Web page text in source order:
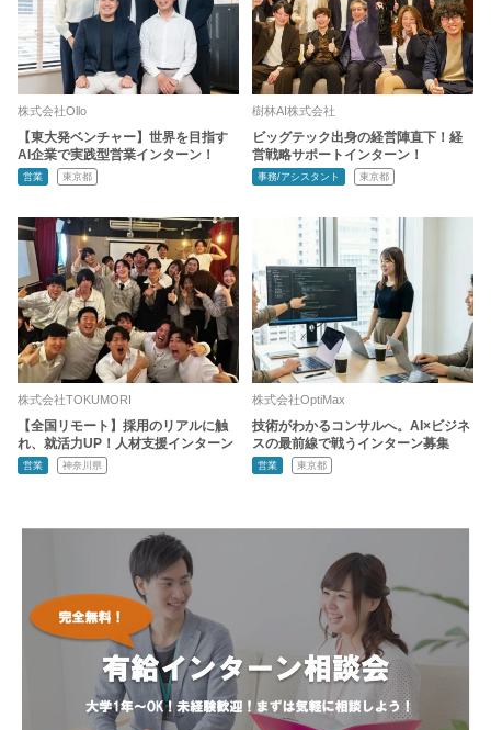
株式会社Ollo
【東大発ベンチャー】世界を目指す
AI企業で実践型営業インターン！
営業 東京都
樹林AI株式会社
ビッグテック出身の経営陣直下！経
営戦略サポートインターン！
事務/アシスタント 東京都
株式会社TOKUMORI
【全国リモート】採用のリアルに触
れ、就活力UP！人材支援インターン
営業 神奈川県
株式会社OptiMax
技術がわかるコンサルへ。AI×ビジネ
スの最前線で戦うインターン募集
営業 東京都